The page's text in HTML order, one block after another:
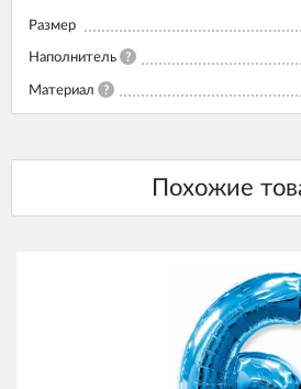
Размер
Наполнитель ?
Материал ?